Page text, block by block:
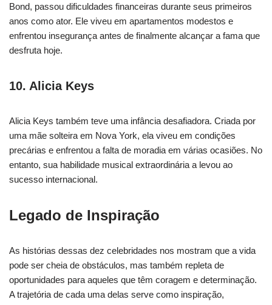
Bond, passou dificuldades financeiras durante seus primeiros
anos como ator. Ele viveu em apartamentos modestos e
enfrentou insegurança antes de finalmente alcançar a fama que
desfruta hoje.
10. Alicia Keys
Alicia Keys também teve uma infância desafiadora. Criada por
uma mãe solteira em Nova York, ela viveu em condições
precárias e enfrentou a falta de moradia em várias ocasiões. No
entanto, sua habilidade musical extraordinária a levou ao
sucesso internacional.
Legado de Inspiração
As histórias dessas dez celebridades nos mostram que a vida
pode ser cheia de obstáculos, mas também repleta de
oportunidades para aqueles que têm coragem e determinação.
A trajetória de cada uma delas serve como inspiração,